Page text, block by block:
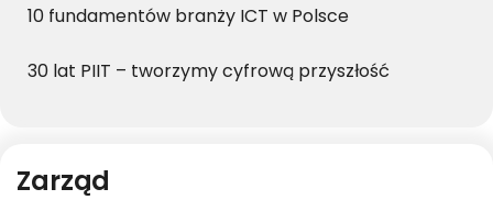
10 fundamentów branży ICT w Polsce
30 lat PIIT – tworzymy cyfrową przyszłość
Zarząd